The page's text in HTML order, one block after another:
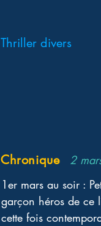
Thriller divers
Chronique
2
1er mars au soir :
garçon héros de ce
cette fois